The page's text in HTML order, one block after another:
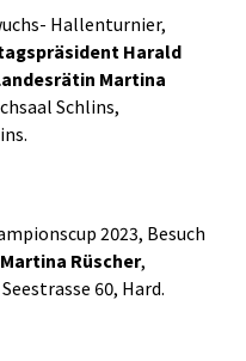
Hallenturnier,
Harald
Martina
Schlins,
2023, Besuch
Rüscher,
60, Hard.